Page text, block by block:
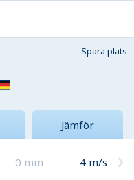
Spara plats
Jämför
0 mm 4 m/s